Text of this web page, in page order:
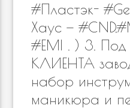
#Пластэк-
Хаус —
#EMI . ) 3.
КЛИЕНТА
набор
маникюра и